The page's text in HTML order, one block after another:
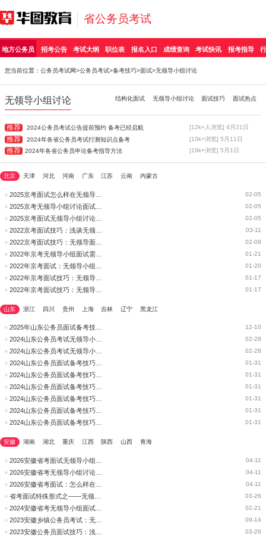
省公务员考试
地方公务员 招考公告 考试大纲 职位表 报名入口 成绩查询 考试快讯 报考指导
您当前位置： 公务员考试网>公务员考试>备考技巧>面试>无领导小组讨论
无领导小组讨论 结构化面试 无领导小组讨论 面试技巧 面试热点
推荐 2024公务员考试公告提前预约 备考已经启航 [12k+人浏览] 4月21日
推荐 2024年各省公务员考试行测知识点备考 [10k+浏览] 5月11日
推荐 2024年各省公务员申论备考指导方法 [19k+浏览] 5月1日
北京 天津 河北 河南 广东 江苏 云南 内蒙古
02-05
02-05
02-05
03-11
02-09
01-21
01-20
01-17
01-17
山东 浙江 四川 贵州 上海 吉林 辽宁 黑龙江
12-10
02-28
02-28
01-31
01-31
01-31
01-31
01-31
01-31
安徽 湖南 湖北 重庆 江西 陕西 山西 青海
04-11
04-11
04-11
03-26
02-21
09-14
03-26